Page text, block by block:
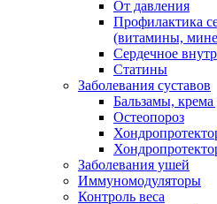
От давления
Профилактика
(витамины,
Сердечное
Статины
Заболевания суставов
Бальзамы, крема
Остеопороз
Заболевания ушей
Иммуномодуляторы
Контроль веса